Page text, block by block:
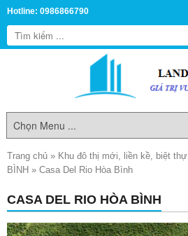
Hotline: 0986866790
Trang chủ » Khu đô thị mới, liền kề, biệt thự
BÌNH » Casa Del Rio Hòa Bình
CASA DEL RIO HÒA BÌNH